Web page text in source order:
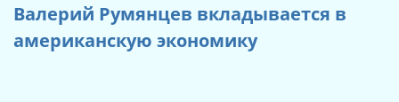
Валерий Румянцев вкладывается в
американскую экономику